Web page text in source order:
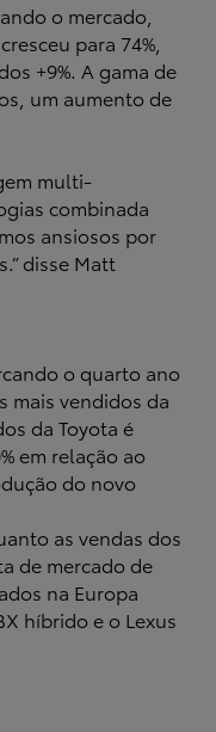
o mercado,
para 74%,
+9%. A gama de
um aumento de
multi-
combinada
ansiosos por
disse Matt
o quarto ano
mais vendidos da
da Toyota é
em relação ao
do novo
as vendas dos
de mercado de
na Europa
híbrido e o Lexus